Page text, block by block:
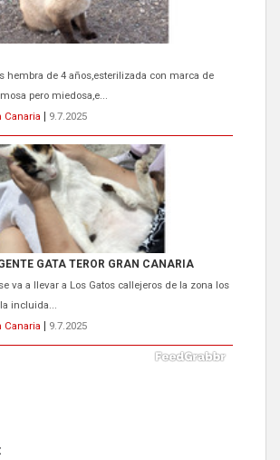
hembra de 4 años,esterilizada con marca de
pero miedosa,e...
Canaria
9.7.2025
GATA TEROR GRAN CANARIA
va a llevar a Los Gatos callejeros de la zona los
incluida...
Canaria
9.7.2025